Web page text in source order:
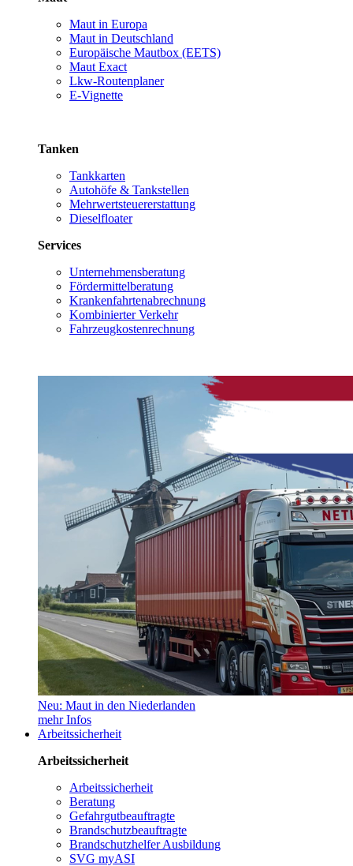
Maut in Europa
Maut in Deutschland
Europäische Mautbox (EETS)
Maut Exact
Lkw-Routenplaner
E-Vignette
Tanken
Tankkarten
Autohöfe & Tankstellen
Mehrwertsteuererstattung
Dieselfloater
Services
Unternehmensberatung
Fördermittelberatung
Krankenfahrtenabrechnung
Kombinierter Verkehr
Fahrzeugkostenrechnung
Neu: Maut in den Niederlanden
mehr Infos
Arbeitssicherheit
Arbeitssicherheit
Arbeitssicherheit
Beratung
Gefahrgutbeauftragte
Brandschutzbeauftragte
Brandschutzhelfer Ausbildung
SVG myASI